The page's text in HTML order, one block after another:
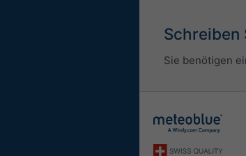
Schreiben
Sie benötigen